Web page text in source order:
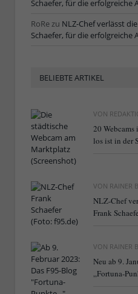
Schaefer, für die erfolgreiche
RoRezu NLZ-Chef verlässt
Schaefer, für die erfolgreiche
BELIEBTE ARTIKEL
VON
20 Webcams
los ist in der
VON RAINER
NLZ-Chef
Frank
VON RAINER
Neu ab 9.
„Fortuna-